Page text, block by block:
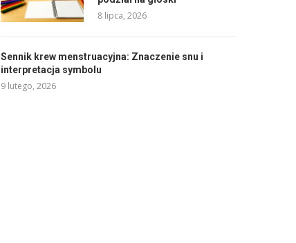
8 lipca, 2026
Sennik krew menstruacyjna: Znaczenie snu i
interpretacja symbolu
9 lutego, 2026